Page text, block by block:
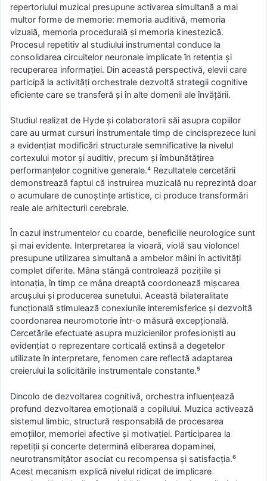
repertoriului muzical presupune activarea simultană a mai
multor forme de memorie: memoria auditivă, memoria
vizuală, memoria procedurală și memoria kinestezică.
Procesul repetitiv al studiului instrumental conduce la
consolidarea circuitelor neuronale implicate în retenția și
recuperarea informației. Din această perspectivă, elevii care
participă la activități orchestrale dezvoltă strategii cognitive
eficiente care se transferă și în alte domenii ale învățării.
Studiul realizat de Hyde și colaboratorii săi asupra copiilor
care au urmat cursuri instrumentale timp de cincisprezece luni
a evidențiat modificări structurale semnificative la nivelul
cortexului motor și auditiv, precum și îmbunătățirea
performanțelor cognitive generale.⁴ Rezultatele cercetării
demonstrează faptul că instruirea muzicală nu reprezintă doar
o acumulare de cunoștințe artistice, ci produce transformări
reale ale arhitecturii cerebrale.
În cazul instrumentelor cu coarde, beneficiile neurologice sunt
și mai evidente. Interpretarea la vioară, violă sau violoncel
presupune utilizarea simultană a ambelor mâini în activități
complet diferite. Mâna stângă controlează pozițiile și
intonația, în timp ce mâna dreaptă coordonează mișcarea
arcușului și producerea sunetului. Această bilateralitate
funcțională stimulează conexiunile interemisferice și dezvoltă
coordonarea neuromotorie într-o măsură excepțională.
Cercetările efectuate asupra muzicienilor profesioniști au
evidențiat o reprezentare corticală extinsă a degetelor
utilizate în interpretare, fenomen care reflectă adaptarea
creierului la solicitările instrumentale constante.⁵
Dincolo de dezvoltarea cognitivă, orchestra influențează
profund dezvoltarea emoțională a copilului. Muzica activează
sistemul limbic, structură responsabilă de procesarea
emoțiilor, memoriei afective și motivației. Participarea la
repetiții și concerte determină eliberarea dopaminei,
neurotransmițător asociat cu recompensa și satisfacția.⁶
Acest mecanism explică nivelul ridicat de implicare